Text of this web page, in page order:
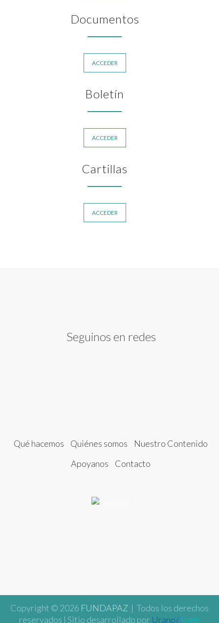
Documentos
ACCEDER
Boletín
ACCEDER
Cartillas
ACCEDER
Seguinos en redes
Qué hacemos Quiénes somos
Nuestro Contenido
Apoyanos
Contacto
Copyright © 2026 FUNDAPAZ | Todos los derechos
reservados | Sitio desarrollado por Urano web